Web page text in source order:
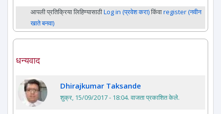
आपली प्रतिक्रिया लिहिण्यासाठीLog in (प्रवेश करा)किंवाregister (नवीन
खाते बनवा)
धन्यवाद
Dhirajkumar Taksande
शुक्र, 15/09/2017 - 18:04. वाजता प्रकाशित केले.